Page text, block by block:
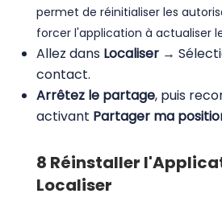
permet de réinitialiser les
forcer l'application à actualiser
Allez dans Localiser →
contact.
Arrêtez le partage, puis
activant Partager ma
8 Réinstaller
Localiser